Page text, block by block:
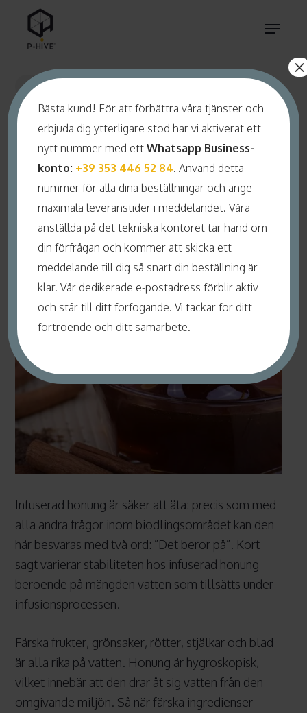
Menu
Bin
ÄR
INFUSERAD
HONUNG
SÄKER ATT
ÄTA?
19 oktober 2022
Infuserad honung är säker att äta: precis som med
alla andra frågor inom biodlingsområdet kan den
här besvaras med två ord: ”Det beror på”. Kort
sagt varierar stabiliteten hos infuserad honung
beroende på mängden vatten som tillsätts under
infusionsprocessen.
Färska frukter, grönsaker, rötter, stjälkar och blad
är alla rika på vatten. Honung är hygroskopisk,
vilket innebär att den drar åt sig vatten från den
omgivande miljön. Så när färska ingredienser
Bästa kund! För att förbättra våra tjänster och
erbjuda dig ytterligare stöd har vi aktiverat ett
nytt nummer med ettWhatsapp Business-
konto: +39 353 446 52 84. Använd detta
nummer för alla dina beställningar och ange
maximala leveranstider i meddelandet. Våra
anställda på det tekniska kontoret tar hand om
din förfrågan och kommer att skicka ett
meddelande till dig så snart din beställning är
klar. Vår dedikerade e-postadress förblir aktiv
och står till ditt förfogande. Vi tackar för ditt
förtroende och ditt samarbete.
×